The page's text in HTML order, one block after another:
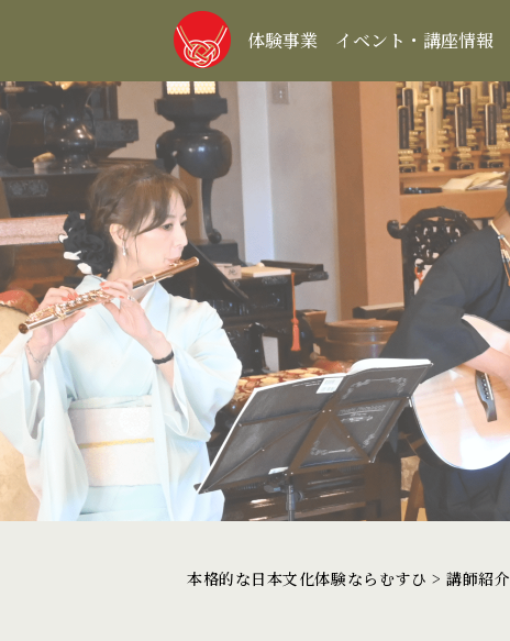
体験事業 イベント・講座情報
本格的な日本文化体験ならむすひ >講師紹介